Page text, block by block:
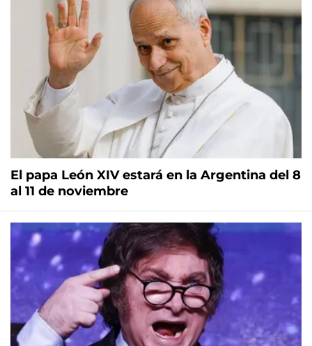
El papa León XIV estará en la Argentina del 8
al 11 de noviembre